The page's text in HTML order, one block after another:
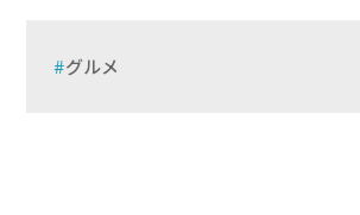
グルメ